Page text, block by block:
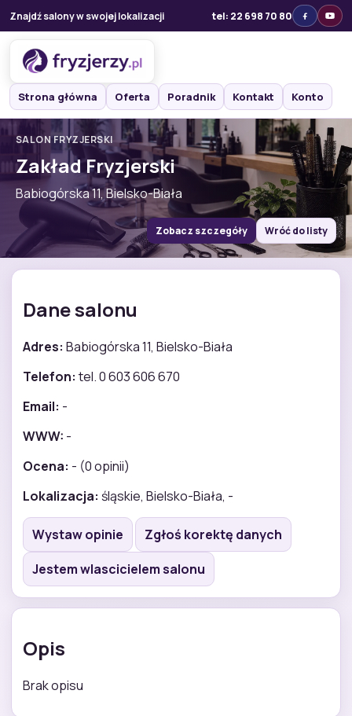
Znajdź salony w swojej lokalizacji tel: 22 698 70 80
Strona główna Oferta Poradnik Kontakt Konto
SALON FRYZJERSKI
Zakład Fryzjerski
Babiogórska 11, Bielsko-Biała
Zobacz szczegóły Wróć do listy
Dane salonu
Adres: Babiogórska 11, Bielsko-Biała
Telefon: tel. 0 603 606 670
Email: -
WWW: -
Ocena: - (0 opinii)
Lokalizacja: śląskie, Bielsko-Biała, -
Wystaw opinie
Zgłoś korektę danych
Jestem wlascicielem salonu
Opis
Brak opisu